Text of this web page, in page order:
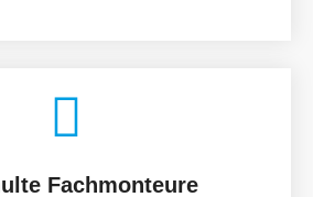
Fachmonteure